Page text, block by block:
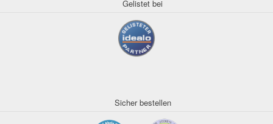
Gelistet bei
Sicher bestellen